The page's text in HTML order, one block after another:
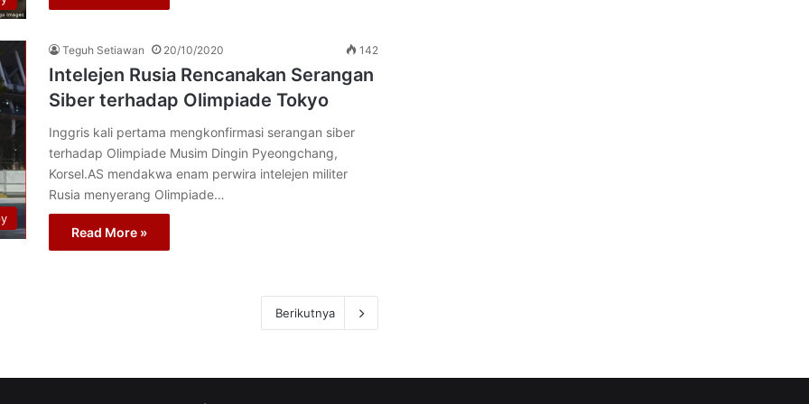
Teguh Setiawan 20/10/2020 142
Intelejen Rusia Rencanakan Serangan
Siber terhadap Olimpiade Tokyo
Inggris kali pertama mengkonfirmasi serangan siber
terhadap Olimpiade Musim Dingin Pyeongchang,
Korsel.AS mendakwa enam perwira intelejen militer
Rusia menyerang Olimpiade…
Read More »
Berikutnya